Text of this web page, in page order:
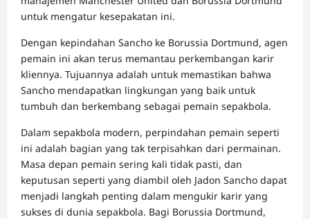
untuk mengatur kesepakatan ini.
Dengan kepindahan Sancho ke Borussia Dortmund, agen
pemain ini akan terus memantau perkembangan karir
kliennya. Tujuannya adalah untuk memastikan bahwa
Sancho mendapatkan lingkungan yang baik untuk
tumbuh dan berkembang sebagai pemain sepakbola.
Dalam sepakbola modern, perpindahan pemain seperti
ini adalah bagian yang tak terpisahkan dari permainan.
Masa depan pemain sering kali tidak pasti, dan
keputusan seperti yang diambil oleh Jadon Sancho dapat
menjadi langkah penting dalam mengukir karir yang
sukses di dunia sepakbola. Bagi Borussia Dortmund,